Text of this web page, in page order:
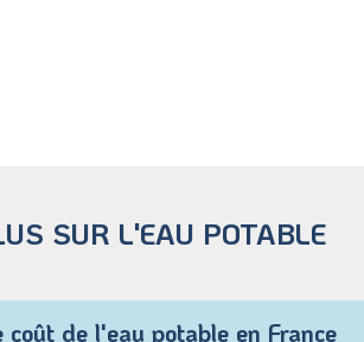
SUR L'EAU POTABLE
coût de l'eau potable en France